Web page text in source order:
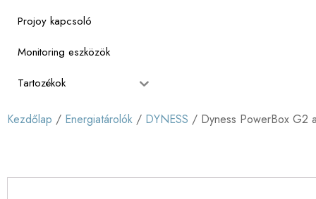
Projoy kapcsoló
Monitoring eszközök
Tartozékok
Kezdőlap / Energiatárolók / DYNESS / Dyness PowerBox G2